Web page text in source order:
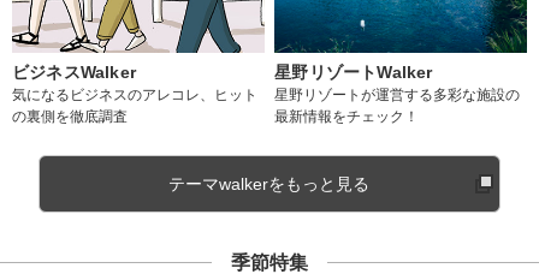
ビジネスWalker
気になるビジネスのアレコレ、ヒット
の裏側を徹底調査
星野リゾートWalker
星野リゾートが運営する多彩な施設の
最新情報をチェック！
テーマwalkerをもっと見る
季節特集